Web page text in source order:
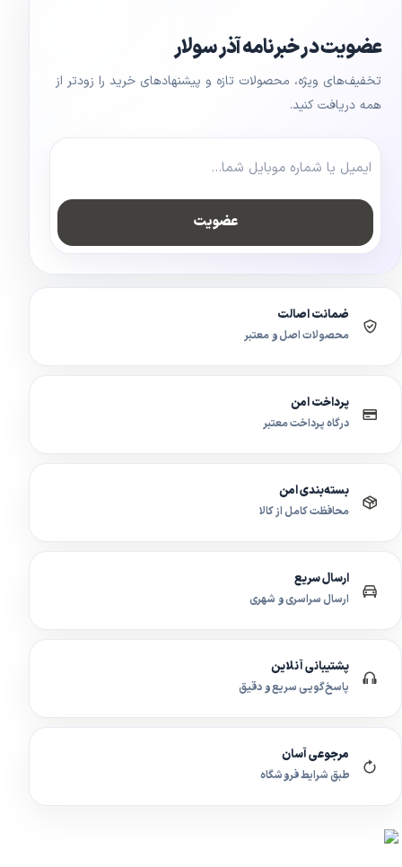
عضویت در خبرنامه آذر سولار
تخفیف‌های ویژه، محصولات تازه و پیشنهادهای خرید را زودتر از
همه دریافت کنید.
عضویت
ضمانت اصالت
محصولات اصل و معتبر
پرداخت امن
درگاه پرداخت معتبر
بسته‌بندی امن
محافظت کامل از کالا
ارسال سریع
ارسال سراسری و شهری
پشتیبانی آنلاین
پاسخ‌گویی سریع و دقیق
مرجوعی آسان
طبق شرایط فروشگاه